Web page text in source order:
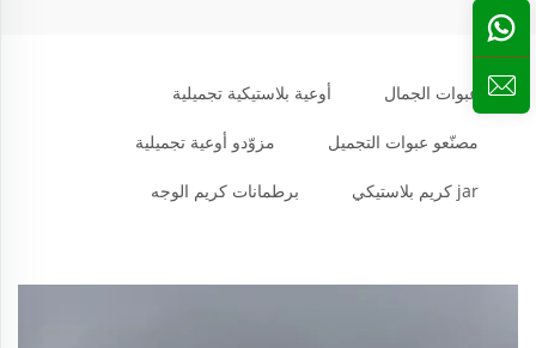
عبوات الجمال أوعية بلاستيكية تجميلية
مصنّعو عبوات التجميل مزوّدو أوعية تجميلية
jar كريم بلاستيكي برطمانات كريم الوجه